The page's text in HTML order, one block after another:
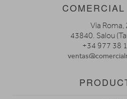
Vía Roma,
43840. Salou
+34 977 38